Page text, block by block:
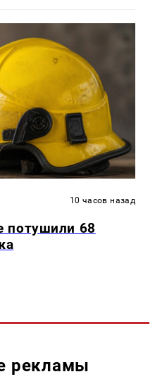
10 часов назад
потушили 68
рекламы